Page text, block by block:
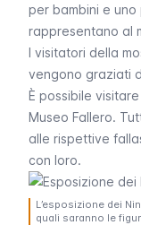
per bambini e
rappresentano al
I visitatori della
vengono graziati
È possibile
Museo Fallero.
alle rispettive
con loro.
L’esposizione dei
quali saranno le